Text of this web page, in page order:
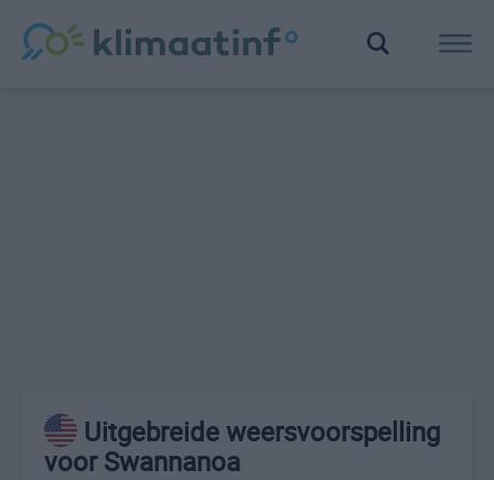
Uitgebreide weersvoorspelling
voor Swannanoa